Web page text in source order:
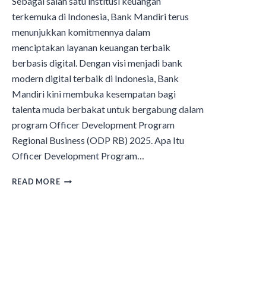
terkemuka di Indonesia, Bank Mandiri terus
menunjukkan komitmennya dalam
menciptakan layanan keuangan terbaik
berbasis digital. Dengan visi menjadi bank
modern digital terbaik di Indonesia, Bank
Mandiri kini membuka kesempatan bagi
talenta muda berbakat untuk bergabung dalam
program Officer Development Program
Regional Business (ODP RB) 2025. Apa Itu
Officer Development Program…
READ MORE